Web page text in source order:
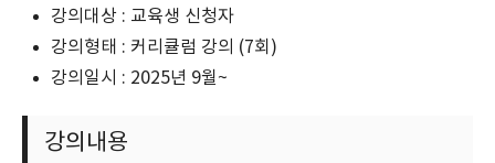
강의대상 : 교육생 신청자
강의형태 : 커리큘럼 강의 (7회)
강의일시 : 2025년 9월~
강의내용